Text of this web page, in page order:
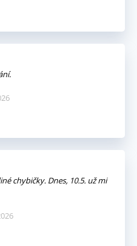
chybičky. Dnes, 10.5. už mi